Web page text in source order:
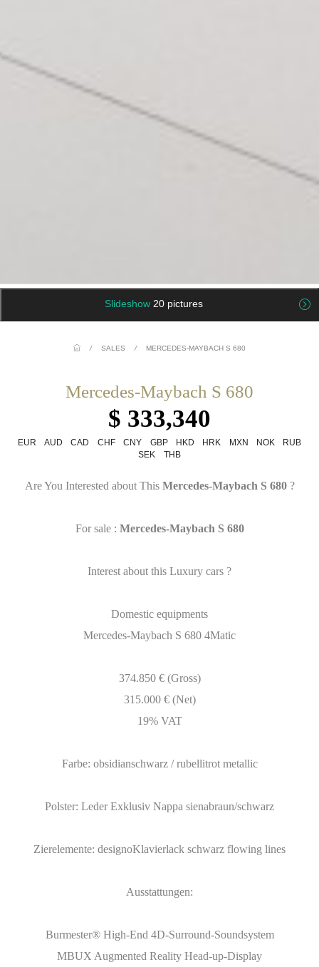
Slideshow 20 pictures
/ SALES / MERCEDES-MAYBACH S 680
Mercedes-Maybach S 680
$ 333,340
EUR AUD CAD CHF CNY GBP HKD HRK MXN NOK
RUB
SEK
THB
Are You Interested about This Mercedes-Maybach S 680?
For sale : Mercedes-Maybach S 680
Interest about this Luxury cars ?
Domestic equipments
Mercedes-Maybach S 680 4Matic
374.850 € (Gross)
315.000 € (Net)
19% VAT
Farbe: obsidianschwarz / rubellitrot metallic
Polster: Leder Exklusiv Nappa sienabraun/schwarz
Zierelemente: designoKlavierlack schwarz flowing lines
Ausstattungen:
Burmester® High-End 4D-Surround-Soundsystem
MBUX Augmented Reality Head-up-Display